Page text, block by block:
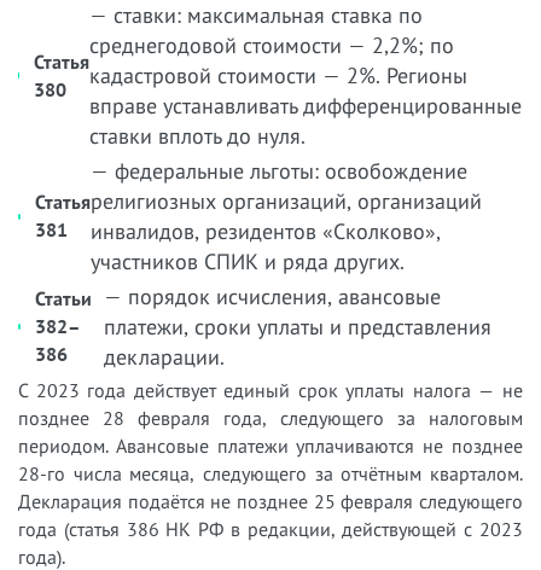
Статья
380
— ставки: максимальная ставка по
среднегодовой стоимости — 2,2%; по
кадастровой стоимости — 2%. Регионы
вправе устанавливать дифференцированные
ставки вплоть до нуля.
Статья
381
— федеральные льготы: освобождение
религиозных организаций, организаций
инвалидов, резидентов «Сколково»,
участников СПИК и ряда других.
Статьи
382–
386
— порядок исчисления, авансовые
платежи, сроки уплаты и представления
декларации.
С 2023 года действует единый срок уплаты налога — не
позднее 28 февраля года, следующего за налоговым
периодом. Авансовые платежи уплачиваются не позднее
28-го числа месяца, следующего за отчётным кварталом.
Декларация подаётся не позднее 25 февраля следующего
года (статья 386 НК РФ в редакции, действующей с 2023
года).